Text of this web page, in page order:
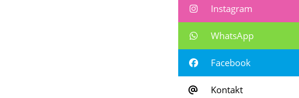
Instagram
WhatsApp
Facebook
Kontakt